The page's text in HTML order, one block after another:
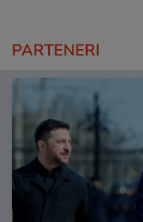
PARTENERI